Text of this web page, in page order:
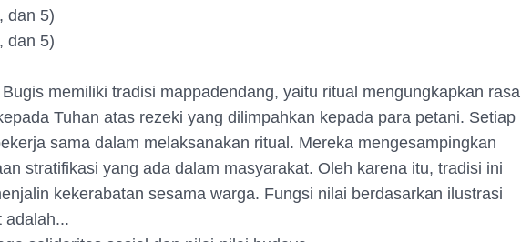
dan 5)
dan 5)
memiliki tradisi mappadendang, yaitu ritual mengungkapkan rasa
Tuhan atas rezeki yang dilimpahkan kepada para petani. Setiap
sama dalam melaksanakan ritual. Mereka mengesampingkan
stratifikasi yang ada dalam masyarakat. Oleh karena itu, tradisi ini
kekerabatan sesama warga. Fungsi nilai berdasarkan ilustrasi
adalah...